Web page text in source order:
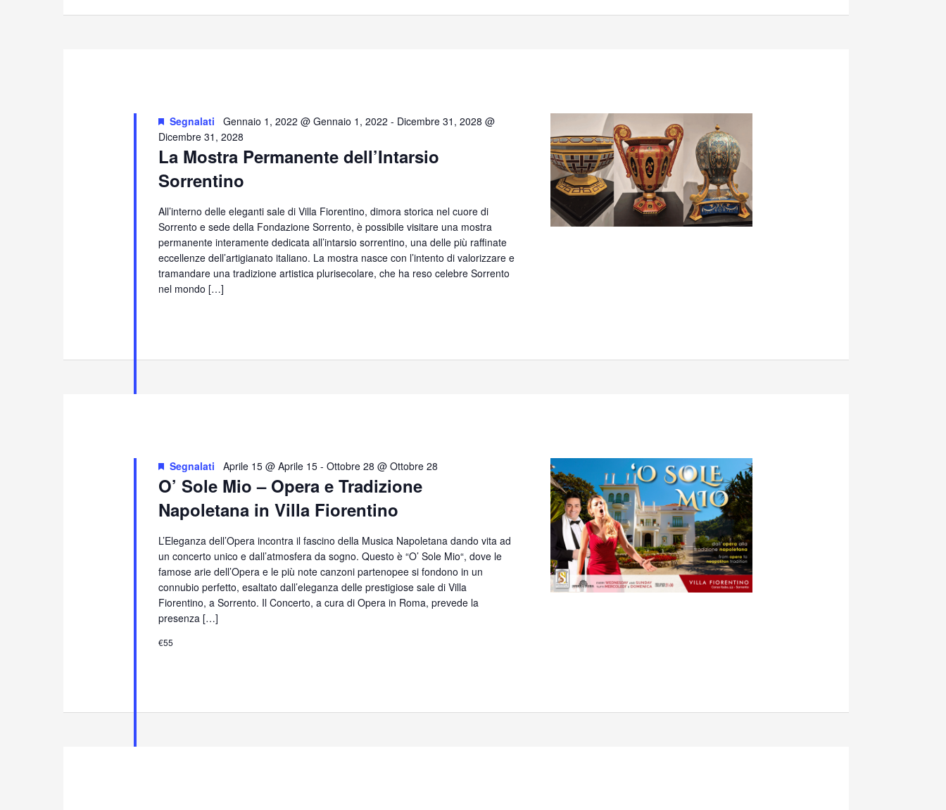
La Mostra Permanente dell’Intarsio
Sorrentino
Segnalati Gennaio 1, 2022 @ Gennaio 1, 2022 - Dicembre 31, 2028 @
Dicembre 31, 2028
All’interno delle eleganti sale di Villa Fiorentino, dimora storica nel cuore di
Sorrento e sede della Fondazione Sorrento, è possibile visitare una mostra
permanente interamente dedicata all’intarsio sorrentino, una delle più raffinate
eccellenze dell’artigianato italiano. La mostra nasce con l’intento di valorizzare e
tramandare una tradizione artistica plurisecolare, che ha reso celebre Sorrento
nel mondo […]
O’ Sole Mio – Opera e Tradizione
Napoletana in Villa Fiorentino
Segnalati Aprile 15 @ Aprile 15 -Ottobre 28 @ Ottobre 28
L’Eleganza dell’Opera incontra il fascino della Musica Napoletana dando vita ad
un concerto unico e dall’atmosfera da sogno. Questo è “O’ Sole Mio“, dove le
famose arie dell’Opera e le più note canzoni partenopee si fondono in un
connubio perfetto, esaltato dall’eleganza delle prestigiose sale di Villa
Fiorentino, a Sorrento. Il Concerto, a cura di Opera in Roma, prevede la
presenza […]
€55